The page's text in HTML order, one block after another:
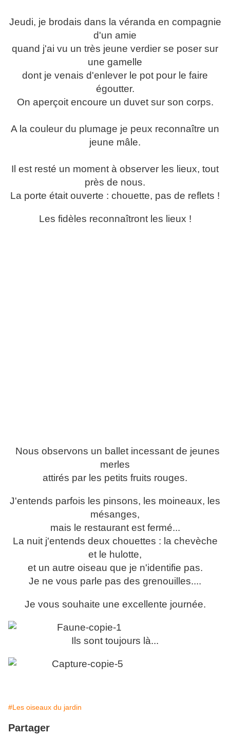
Jeudi, je brodais dans la véranda en compagnie
d'un amie
quand j'ai vu un très jeune verdier se poser sur
une gamelle
dont je venais d'enlever le pot pour le faire
égoutter.
On aperçoit encoure un duvet sur son corps.
A la couleur du plumage je peux reconnaître un
jeune mâle.
Il est resté un moment à observer les lieux, tout
près de nous.
La porte était ouverte : chouette, pas de reflets !
Les fidèles reconnaîtront les lieux !
Nous observons un ballet incessant de jeunes
merles
attirés par les petits fruits rouges.
J'entends parfois les pinsons, les moineaux, les
mésanges,
mais le restaurant est fermé...
La nuit j'entends deux chouettes : la chevèche
et le hulotte,
et un autre oiseau que je n'identifie pas.
Je ne vous parle pas des grenouilles....
Je vous souhaite une excellente journée.
Ils sont toujours là...
#Les oiseaux du jardin
Partager